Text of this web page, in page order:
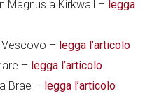
Magnus a Kirkwall – legga
Vescovo – legga l’articolo
– legga l’articolo
Brae – legga l’articolo